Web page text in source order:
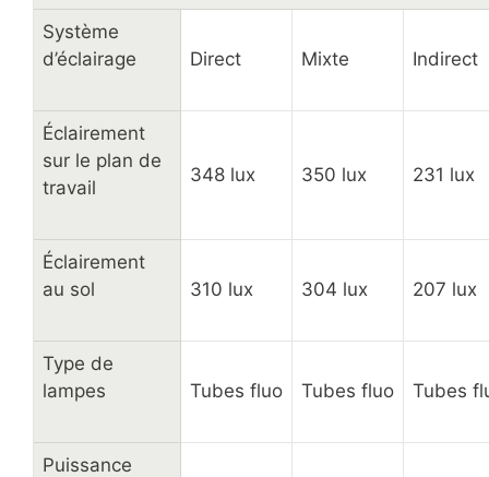
Système
d’éclairage
Direct Mixte Indirect
Éclairement
sur le plan de
travail
348 lux 350 lux 231 lux
Éclairement
au sol
310 lux 304 lux 207 lux
Type de
lampes
Tubes fluo Tubes fluo Tubes
Puissance